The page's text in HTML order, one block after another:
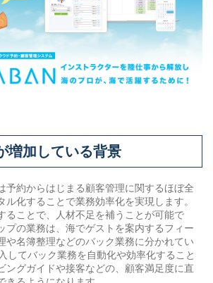
増加している背景
予約からはじまる顧客管理に関するほぼ全
ル化することで業務効率化を実現します。
ることで、人材不足を補うことが可能で
プの業務は、海でゲストを案内するフィー
や名簿整理などのバック業務に分かれてい
してバック業務を自動化や効率化すること
ングガイドや接客などの、顧客満足度に直